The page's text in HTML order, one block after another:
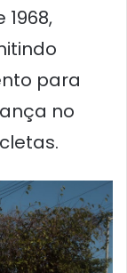
para
no